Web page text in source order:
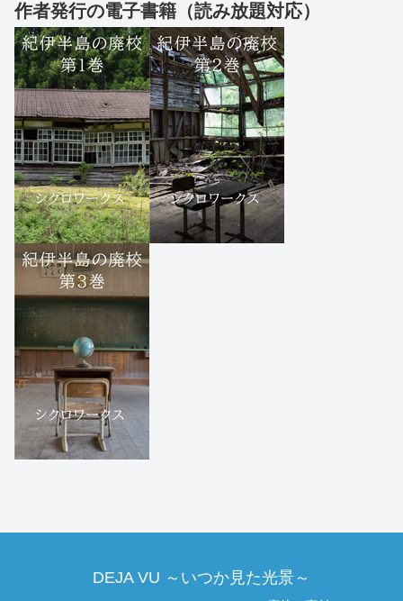
作者発行の電子書籍（読み放題対応）
DEJA VU ～いつか見た光景～